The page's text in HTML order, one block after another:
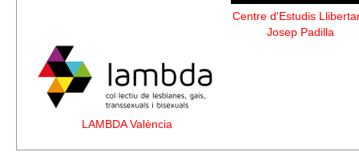
Centre d'Estudis
Josep Padilla
LAMBDA València